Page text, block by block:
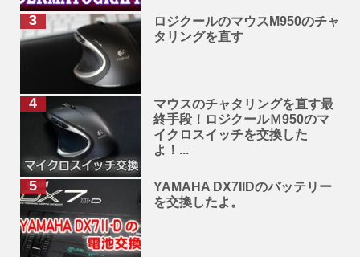
ロジクールのマウスM950のチャ
タリングを直す
マウスのチャタリングを直す最
終手段！ロジクールＭ950のマ
イクロスイッチを交換した
よ！...
YAMAHA DX7IIDのバッテリー
を交換したよ。